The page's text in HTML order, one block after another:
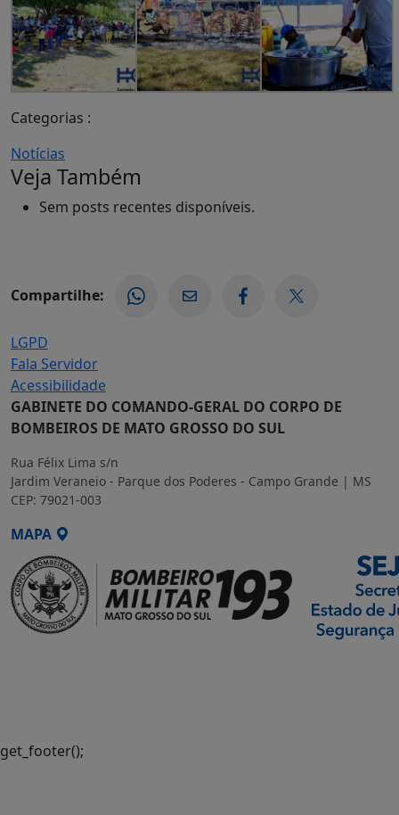
Categorias :
Notícias
Veja Também
Sem posts recentes disponíveis.
Compartilhe:
LGPD
Fala Servidor
Acessibilidade
GABINETE DO COMANDO-GERAL DO CORPO DE
BOMBEIROS DE MATO GROSSO DO SUL
Rua Félix Lima s/n
Jardim Veraneio - Parque dos Poderes - Campo Grande | MS
CEP: 79021-003
MAPA
get_footer();